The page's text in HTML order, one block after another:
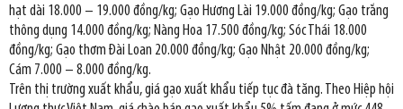
hạt dài 18.000 – 19.000 đồng/kg; Gạo Hương Lài 19.000 đồng/kg; Gạo trắng
thông dụng 14.000 đồng/kg; Nàng Hoa 17.500 đồng/kg; Sóc Thái 18.000
đồng/kg; Gạo thơm Đài Loan 20.000 đồng/kg; Gạo Nhật 20.000 đồng/kg;
Cám 7.000 – 8.000 đồng/kg.
Trên thị trường xuất khẩu, giá gạo xuất khẩu tiếp tục đà tăng. Theo Hiệp hội